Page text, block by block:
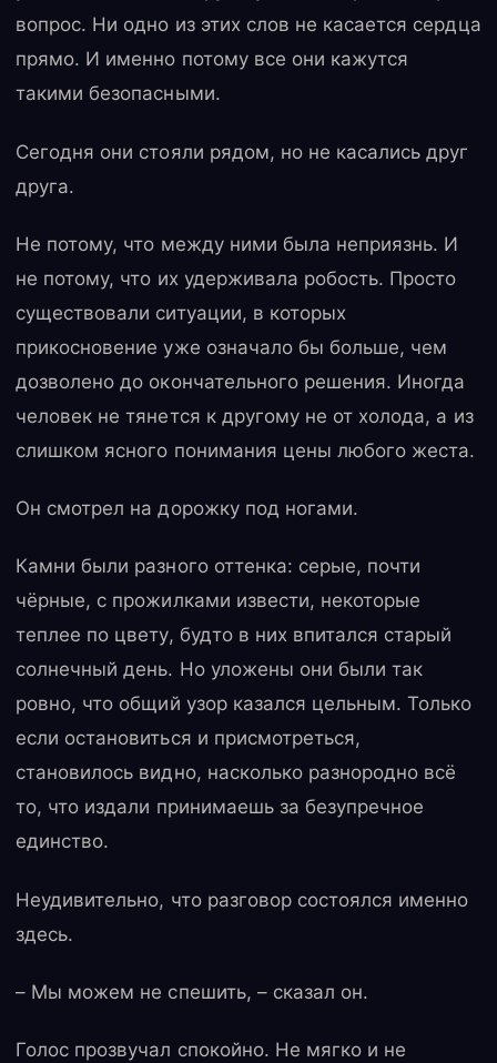
вопрос. Ни одно из этих слов не касается сердца
прямо. И именно потому все они кажутся
такими безопасными.
Сегодня они стояли рядом, но не касались друг
друга.
Не потому, что между ними была неприязнь. И
не потому, что их удерживала робость. Просто
существовали ситуации, в которых
прикосновение уже означало бы больше, чем
дозволено до окончательного решения. Иногда
человек не тянется к другому не от холода, а из
слишком ясного понимания цены любого жеста.
Он смотрел на дорожку под ногами.
Камни были разного оттенка: серые, почти
чёрные, с прожилками извести, некоторые
теплее по цвету, будто в них впитался старый
солнечный день. Но уложены они были так
ровно, что общий узор казался цельным. Только
если остановиться и присмотреться,
становилось видно, насколько разнородно всё
то, что издали принимаешь за безупречное
единство.
Неудивительно, что разговор состоялся именно
здесь.
– Мы можем не спешить, – сказал он.
Голос прозвучал спокойно. Не мягко и не